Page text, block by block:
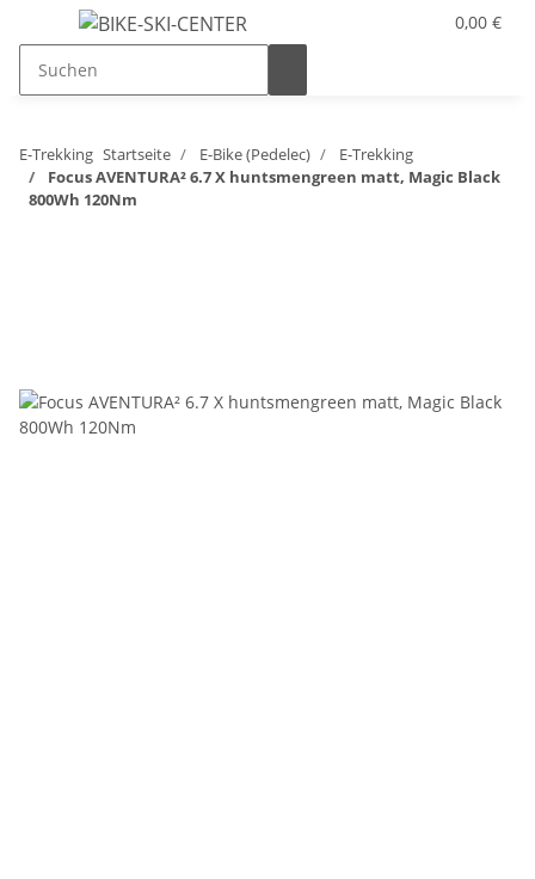
0,00 €
E-Trekking Startseite E-Bike (Pedelec)
E-Trekking
Focus AVENTURA² 6.7 X huntsmengreen matt, Magic Black
800Wh 120Nm